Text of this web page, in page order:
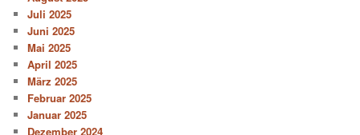
Juli 2025
Juni 2025
Mai 2025
April 2025
März 2025
Februar 2025
Januar 2025
Dezember 2024